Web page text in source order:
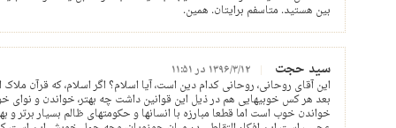
بین هستید. متاسفم برایتان. همین.
سید حجت
۱۳۹۶/۳/۱۲ در ۱۱:۵۱
این آقای روحانی، روحانی کدام دین است، آیا اسلام؟ اگر اسلام، که قرآن
بعد هر کس خوبیهایی هم در ذیل این قوانین داشت چه بهتر، خواندن و
خواندن خوب است اما قطعا مبارزه با انسانها و حکومتهای ظالم بسیار برتر و